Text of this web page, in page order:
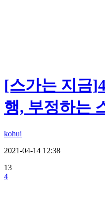
[스가는 지금
행, 부정하는
kohui
2021-04-14 12:38
13
4